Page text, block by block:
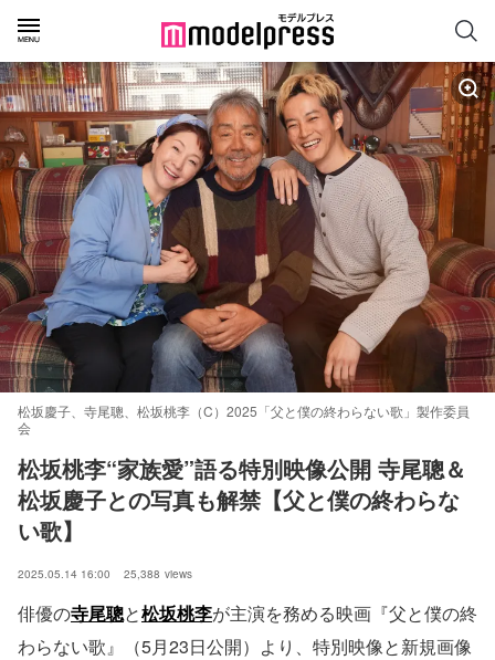
松坂慶子、寺尾聰、松坂桃李（C）2025「父と僕の終わらない歌」製作委員
会
松坂桃李“家族愛”語る特別映像公開 寺尾聰＆
松坂慶子との写真も解禁【父と僕の終わらな
い歌】
2025.05.14 16:00 25,388 views
俳優の寺尾聰と松坂桃李が主演を務める映画『父と僕の終
わらない歌』（5月23日公開）より、特別映像と新規画像